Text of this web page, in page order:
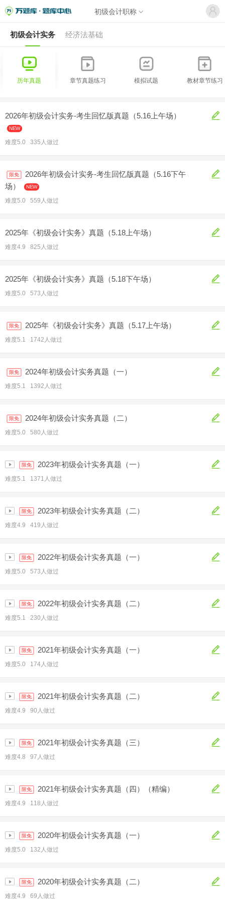
初级会计职称
初级会计实务 经济法基础
历年真题 章节真题练习 模拟试题 教材章节练习
2026年初级会计实务-考生回忆版真题（5.16上午场）
NEW
难度5.0 335人做过
限免
场）
NEW
难度5.0 559人做过
2025年《初级会计实务》真题（5.18上午场）
难度4.9 825人做过
2025年《初级会计实务》真题（5.18下午场）
难度5.0 573人做过
限免 2025年《初级会计实务》真题（5.17上午场）
难度5.1 1742人做过
限免 2024年初级会计实务真题（一）
难度5.1 1392人做过
限免 2024年初级会计实务真题（二）
难度5.0 580人做过
限免 2023年初级会计实务真题（一）
难度5.1 1371人做过
限免 2023年初级会计实务真题（二）
难度4.9 419人做过
限免 2022年初级会计实务真题（一）
难度5.0 573人做过
限免 2022年初级会计实务真题（二）
难度5.1 230人做过
限免 2021年初级会计实务真题（一）
难度5.0 174人做过
限免 2021年初级会计实务真题（二）
难度4.9 90人做过
限免 2021年初级会计实务真题（三）
难度4.8 97人做过
限免 2021年初级会计实务真题（四）（精编）
难度4.9 118人做过
限免 2020年初级会计实务真题（一）
难度5.0 132人做过
限免 2020年初级会计实务真题（二）
难度4.9 69人做过